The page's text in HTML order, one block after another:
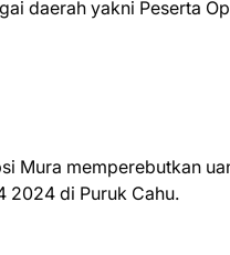
daerah yakni Peserta
Mura memperebutkan
2024 di Puruk Cahu.